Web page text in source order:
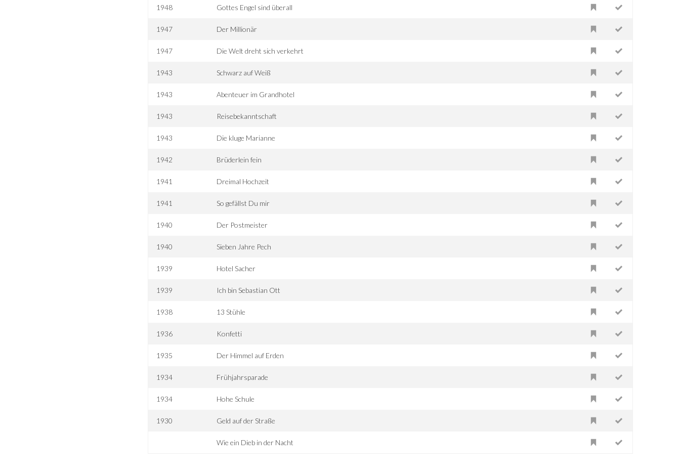
1948 Gottes Engel sind überall
1947 Der Millionär
1947 Die Welt dreht sich verkehrt
1943 Schwarz auf Weiß
1943 Abenteuer im Grandhotel
1943 Reisebekanntschaft
1943 Die kluge Marianne
1942 Brüderlein fein
1941 Dreimal Hochzeit
1941 So gefällst Du mir
1940 Der Postmeister
1940 Sieben Jahre Pech
1939 Hotel Sacher
1939 Ich bin Sebastian Ott
1938 13 Stühle
1936 Konfetti
1935 Der Himmel auf Erden
1934 Frühjahrsparade
1934 Hohe Schule
1930 Geld auf der Straße
Wie ein Dieb in der Nacht